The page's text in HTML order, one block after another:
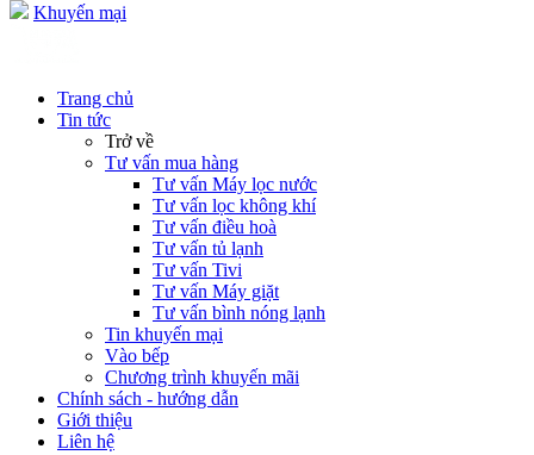
Khuyến mại
Trang chủ
Tin tức
Trở về
Tư vấn mua hàng
Tư vấn Máy lọc nước
Tư vấn lọc không khí
Tư vấn điều hoà
Tư vấn tủ lạnh
Tư vấn Tivi
Tư vấn Máy giặt
Tư vấn bình nóng lạnh
Tin khuyến mại
Vào bếp
Chương trình khuyến mãi
Chính sách - hướng dẫn
Giới thiệu
Liên hệ